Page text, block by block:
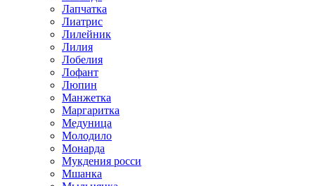
Лапчатка
Лиатрис
Лилейник
Лилия
Лобелия
Лофант
Люпин
Манжетка
Маргаритка
Медуница
Молодило
Монарда
Мукдения росси
Мшанка